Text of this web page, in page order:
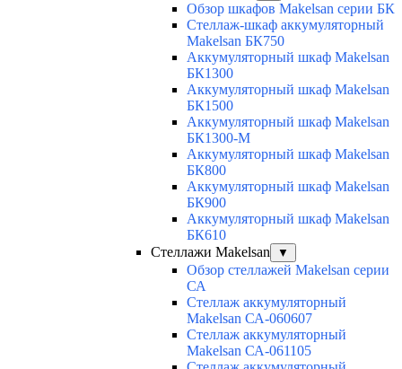
Обзор шкафов Makelsan серии БК
Стеллаж-шкаф аккумуляторный
Makelsan БК750
Аккумуляторный шкаф Makelsan
БК1300
Аккумуляторный шкаф Makelsan
БК1500
Аккумуляторный шкаф Makelsan
БК1300-М
Аккумуляторный шкаф Makelsan
БК800
Аккумуляторный шкаф Makelsan
БК900
Аккумуляторный шкаф Makelsan
БК610
Стеллажи Makelsan
▼
Обзор стеллажей Makelsan серии
СА
Cтеллаж аккумуляторный
Makelsan СА-060607
Cтеллаж аккумуляторный
Makelsan СА-061105